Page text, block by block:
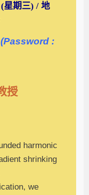
(星期三) / 地
:
授
harmonic
shrinking
we